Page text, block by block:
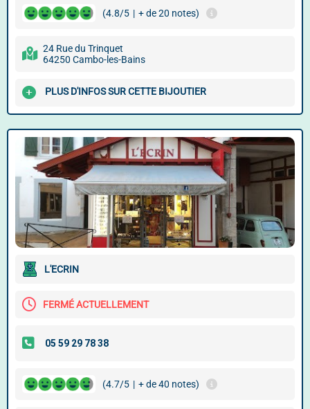
(4.8/5 | + de 20 notes)
24 Rue du Trinquet
64250 Cambo-les-Bains
PLUS D'INFOS SUR CETTE BIJOUTIER
L'ECRIN
FERMÉ ACTUELLEMENT
(4.7/5 | + de 40 notes)